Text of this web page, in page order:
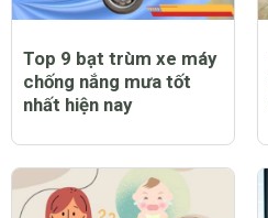
Trẻ bị sốt có tiêm
và lưu ý dành cho cha
mẹ